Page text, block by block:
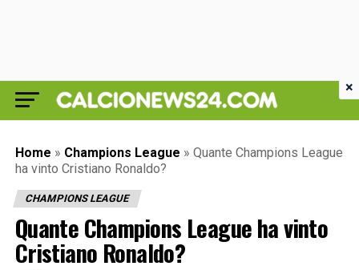
Home » Champions League » Quante Champions League
ha vinto Cristiano Ronaldo?
CHAMPIONS LEAGUE
Quante Champions League ha vinto
Cristiano Ronaldo?
×